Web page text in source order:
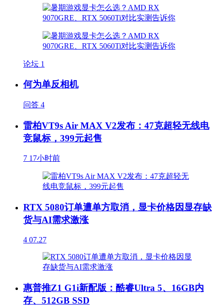
论坛 1
何为单反相机
问答 4
雷柏VT9s Air MAX V2发布：47克超轻无线电
竞鼠标，399元起售
7 17小时前
RTX 5080订单遭单方取消，显卡价格因显存缺
货与AI需求激涨
4 07.27
惠普推Z1 G1i新配版：酷睿Ultra 5、16GB内
存、512GB SSD